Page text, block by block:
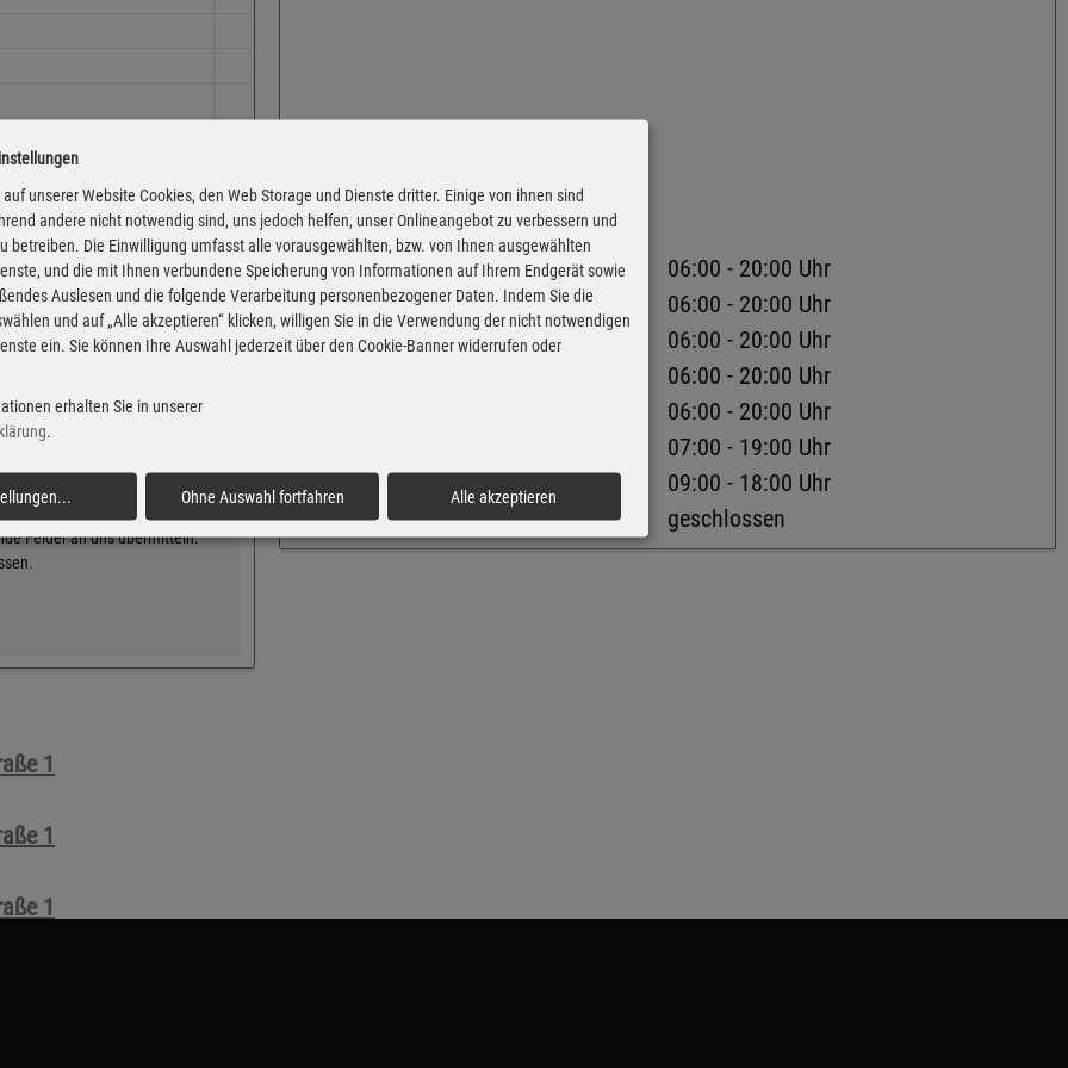
der Markttransparenzstelle
Informationsdienst,
übernehmen. Alle
der jeweiligen
Felder an uns übermitteln.
Hauptstraße 37
93342 Saal/donau
Montag
06:00 - 20:00 Uhr
Dienstag
06:00 - 20:00 Uhr
Mittwoch
06:00 - 20:00 Uhr
06:00 - 20:00 Uhr
06:00 - 20:00 Uhr
07:00 - 19:00 Uhr
Sonntag
09:00 - 18:00 Uhr
Feiertag
geschlossen
1
1
1
unserer Website Cookies, den Web Storage und Dienste dritter. Einige von ihnen sind
andere nicht notwendig sind, uns jedoch helfen, unser Onlineangebot zu verbessern und
betreiben. Die Einwilligung umfasst alle vorausgewählten, bzw. von Ihnen ausgewählten
und die mit Ihnen verbundene Speicherung von Informationen auf Ihrem Endgerät sowie
Auslesen und die folgende Verarbeitung personenbezogener Daten. Indem Sie die
und auf „Alle akzeptieren“ klicken, willigen Sie in die Verwendung der nicht notwendigen
ein. Sie können Ihre Auswahl jederzeit über den Cookie-Banner widerrufen oder
erhalten Sie in unserer
.
... Ohne Auswahl fortfahren Alle akzeptieren